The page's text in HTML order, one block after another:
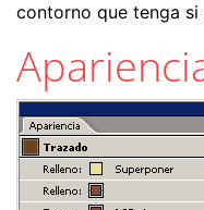
contorno que tenga si